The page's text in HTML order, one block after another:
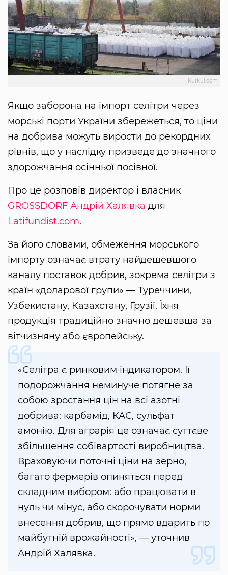
Kurkul.com
Якщо заборона на імпорт селітри через
морські порти України збережеться, то ціни
на добрива можуть вирости до рекордних
рівнів, що у наслідку призведе до значного
здорожчання осінньої посівної.
Про це розповів директор і власник
GROSSDORF Андрій Халявка для
Latifundist.com.
За його словами, обмеження морського
імпорту означає втрату найдешевшого
каналу поставок добрив, зокрема селітри з
країн «доларової групи» — Туреччини,
Узбекистану, Казахстану, Грузії. Їхня
продукція традиційно значно дешевша за
вітчизняну або європейську.
«Селітра є ринковим індикатором. Її
подорожчання неминуче потягне за
собою зростання цін на всі азотні
добрива: карбамід, КАС, сульфат
амонію. Для аграрія це означає суттєве
збільшення собівартості виробництва.
Враховуючи поточні ціни на зерно,
багато фермерів опиняться перед
складним вибором: або працювати в
нуль чи мінус, або скорочувати норми
внесення добрив, що прямо вдарить по
майбутній врожайності», — уточнив
Андрій Халявка.